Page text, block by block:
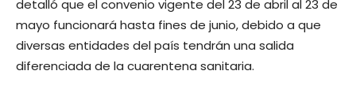
detalló que el convenio vigente del 23 de abril al 23 de
mayo funcionará hasta fines de junio, debido a que
diversas entidades del país tendrán una salida
diferenciada de la cuarentena sanitaria.